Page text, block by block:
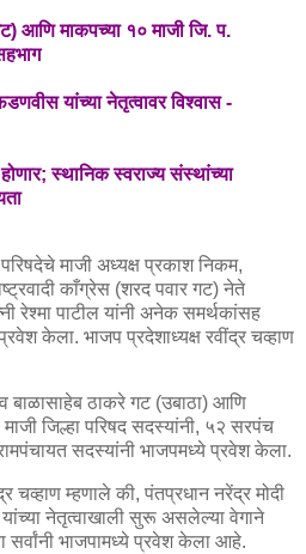
आणि माकपच्या १० माजी जि. प.
यांच्या नेतृत्वावर विश्वास -
स्थानिक स्वराज्य संस्थांच्या
माजी अध्यक्ष प्रकाश निकम,
काँग्रेस (शरद पवार गट) नेते
रेश्मा पाटील यांनी अनेक समर्थकांसह
केला. भाजप प्रदेशाध्यक्ष रवींद्र चव्हाण
बाळासाहेब ठाकरे गट (उबाठा) आणि
माजी जिल्हा परिषद सदस्यांनी, ५२ सरपंच
सदस्यांनी भाजपमध्ये प्रवेश केला.
चव्हाण म्हणाले की, पंतप्रधान नरेंद्र मोदी
नेतृत्वाखाली सुरू असलेल्या वेगाने
सर्वांनी भाजपामध्ये प्रवेश केला आहे.